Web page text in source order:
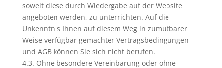
soweit diese durch Wiedergabe auf der Website
angeboten werden, zu unterrichten. Auf die
Unkenntnis Ihnen auf diesem Weg in zumutbarer
Weise verfügbar gemachter Vertragsbedingungen
und AGB können Sie sich nicht berufen.
4.3. Ohne besondere Vereinbarung oder ohne